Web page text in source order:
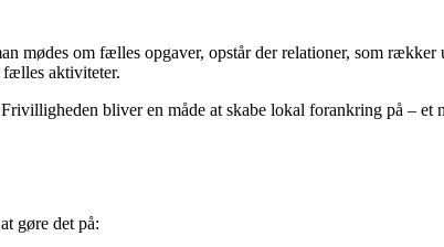
mødes om fælles opgaver, opstår der relationer, som
fælles aktiviteter.
bliver en måde at skabe lokal forankring på – et
gøre det på: